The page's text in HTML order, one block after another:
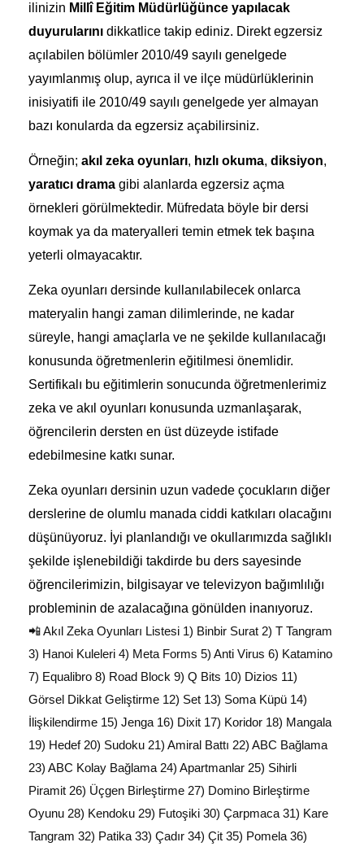
ilinizin Millî Eğitim Müdürlüğünce yapılacak
duyurularını dikkatlice takip ediniz. Direkt egzersiz
açılabilen bölümler 2010/49 sayılı genelgede
yayımlanmış olup, ayrıca il ve ilçe müdürlüklerinin
inisiyatifi ile 2010/49 sayılı genelgede yer almayan
bazı konularda da egzersiz açabilirsiniz.
Örneğin; akıl zeka oyunları, hızlı okuma, diksiyon,
yaratıcı drama gibi alanlarda egzersiz açma
örnekleri görülmektedir. Müfredata böyle bir dersi
koymak ya da materyalleri temin etmek tek başına
yeterli olmayacaktır.
Zeka oyunları dersinde kullanılabilecek onlarca
materyalin hangi zaman dilimlerinde, ne kadar
süreyle, hangi amaçlarla ve ne şekilde kullanılacağı
konusunda öğretmenlerin eğitilmesi önemlidir.
Sertifikalı bu eğitimlerin sonucunda öğretmenlerimiz
zeka ve akıl oyunları konusunda uzmanlaşarak,
öğrencilerin dersten en üst düzeyde istifade
edebilmesine katkı sunar.
Zeka oyunları dersinin uzun vadede çocukların diğer
derslerine de olumlu manada ciddi katkıları olacağını
düşünüyoruz. İyi planlandığı ve okullarımızda sağlıklı
şekilde işlenebildiği takdirde bu ders sayesinde
öğrencilerimizin, bilgisayar ve televizyon bağımlılığı
probleminin de azalacağına gönülden inanıyoruz.
📲 Akıl Zeka Oyunları Listesi 1) Binbir Surat 2) T Tangram
3) Hanoi Kuleleri 4) Meta Forms 5) Anti Virus 6) Katamino
7) Equalibro 8) Road Block 9) Q Bits 10) Dizios 11)
Görsel Dikkat Geliştirme 12) Set 13) Soma Küpü 14)
İlişkilendirme 15) Jenga 16) Dixit 17) Koridor 18) Mangala
19) Hedef 20) Sudoku 21) Amiral Battı 22) ABC Bağlama
23) ABC Kolay Bağlama 24) Apartmanlar 25) Sihirli
Piramit 26) Üçgen Birleştirme 27) Domino Birleştirme
Oyunu 28) Kendoku 29) Futoşiki 30) Çarpmaca 31) Kare
Tangram 32) Patika 33) Çadır 34) Çit 35) Pomela 36)